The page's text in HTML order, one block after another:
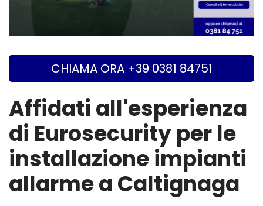
CHIAMA ORA +39 0381 84751
Affidati all'esperienza
di Eurosecurity per le
installazione impianti
allarme a Caltignaga